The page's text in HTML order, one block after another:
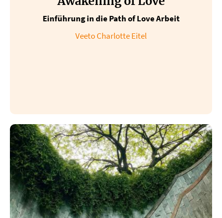
Einführung in die Path of Love Arbeit
Veeto Charlotte Eitel